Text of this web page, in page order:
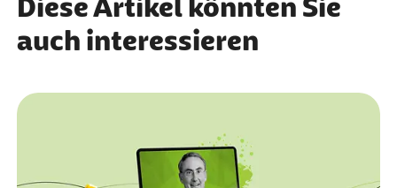
Diese Artikel könnten Sie
auch interessieren